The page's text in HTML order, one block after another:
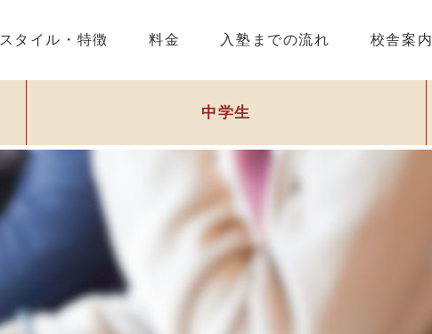
スタイル・特徴 料金 入塾までの流れ 校舎案内
中学生